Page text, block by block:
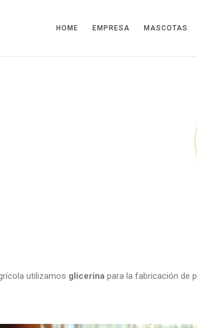
HOME EMPRESA MASCOTAS
utilizamos glicerina para la fabricación de